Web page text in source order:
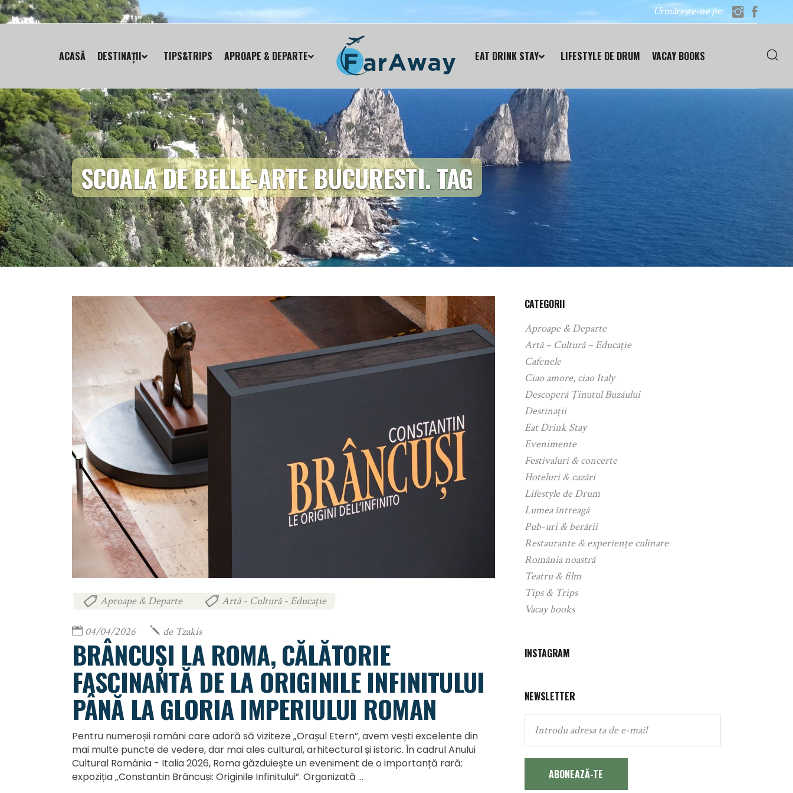
Urmărește-ne pe:
ACASĂ DESTINAȚII TIPS&TRIPS APROAPE & DEPARTE EAT DRINK STAY LIFESTYLE DE DRUM VACAY BOOKS
SCOALA DE BELLE-ARTE BUCURESTI. TAG
Aproape & Departe Artă - Cultură - Educație
04/04/2026 de Tzakis
BRÂNCUȘI LA ROMA, CĂLĂTORIE
FASCINANTĂ DE LA ORIGINILE INFINITULUI
PÂNĂ LA GLORIA IMPERIULUI ROMAN
Pentru numeroșii români care adoră să viziteze „Orașul Etern”, avem vești excelente din
mai multe puncte de vedere, dar mai ales cultural, arhitectural și istoric. În cadrul Anului
Cultural România - Italia 2026, Roma găzduiește un eveniment de o importanță rară:
expoziția „Constantin Brâncuși: Originile Infinitului”. Organizată
CATEGORII
Aproape & Departe
Artă – Cultură – Educație
Cafenele
Ciao amore, ciao Italy
Descoperă Ținutul Buzăului
Destinații
Eat Drink Stay
Evenimente
Festivaluri & concerte
Hoteluri & cazări
Lifestyle de Drum
Lumea întreagă
Pub-uri & berării
Restaurante & experiențe culinare
România noastră
Teatru & film
Tips & Trips
Vacay books
INSTAGRAM
NEWSLETTER
ABONEAZĂ-TE